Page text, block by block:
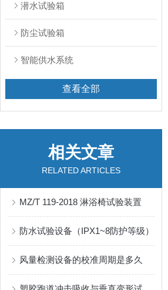
潜水试验箱
防尘试验箱
智能供水系统
查看全部
相关文章
RELATED ARTICLES
MZ/T 119-2018 淋浴椅试验装置
防水试验设备（IPX1~8防护等级）
风量检测设备的校准周期是多久